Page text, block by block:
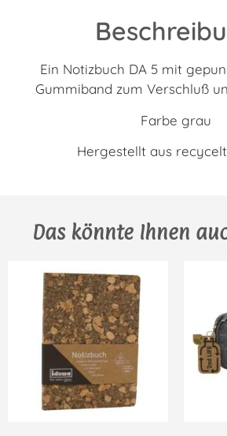
Ein Notizbuch DA 5 mit
Gummiband zum Verschluß
Farbe grau
Hergestellt aus
Das könnte Ihnen